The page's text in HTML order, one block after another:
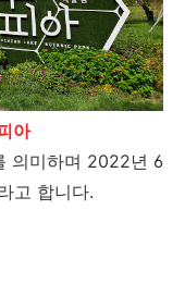
아
의미하며 2022년 6
고 합니다.